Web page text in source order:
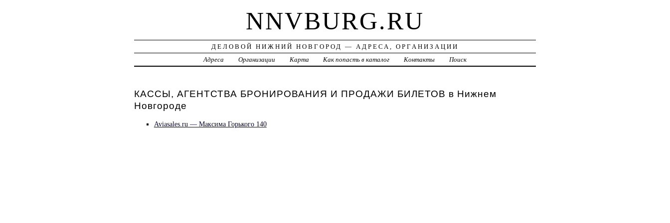
NNVBURG.RU
ДЕЛОВОЙ НИЖНИЙ НОВГОРОД — АДРЕСА, ОРГАНИЗАЦИИ
Адреса
Организации Карта Как попасть в каталог Контакты Поиск
КАССЫ, АГЕНТСТВА БРОНИРОВАНИЯ И ПРОДАЖИ БИЛЕТОВ в Нижнем
Новгороде
Aviasales.ru — Максима Горького 140